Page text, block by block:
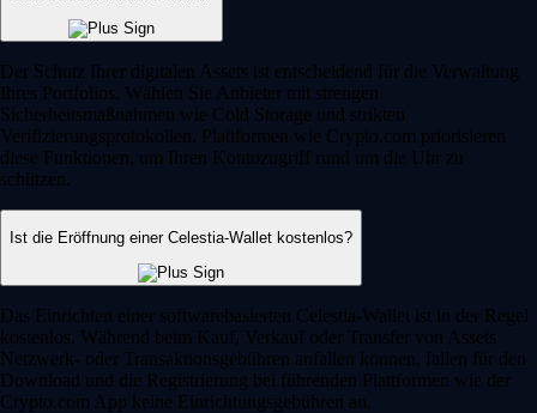
Der Schutz Ihrer digitalen Assets ist entscheidend für die Verwaltung
Ihres Portfolios. Wählen Sie Anbieter mit strengen
Sicherheitsmaßnahmen wie Cold Storage und strikten
Verifizierungsprotokollen. Plattformen wie Crypto.com priorisieren
diese Funktionen, um Ihren Kontozugriff rund um die Uhr zu
schützen.
Ist die Eröffnung einer Celestia-Wallet kostenlos?
Das Einrichten einer softwarebasierten Celestia-Wallet ist in der Regel
kostenlos. Während beim Kauf, Verkauf oder Transfer von Assets
Netzwerk- oder Transaktionsgebühren anfallen können, fallen für den
Download und die Registrierung bei führenden Plattformen wie der
Crypto.com App keine Einrichtungsgebühren an.